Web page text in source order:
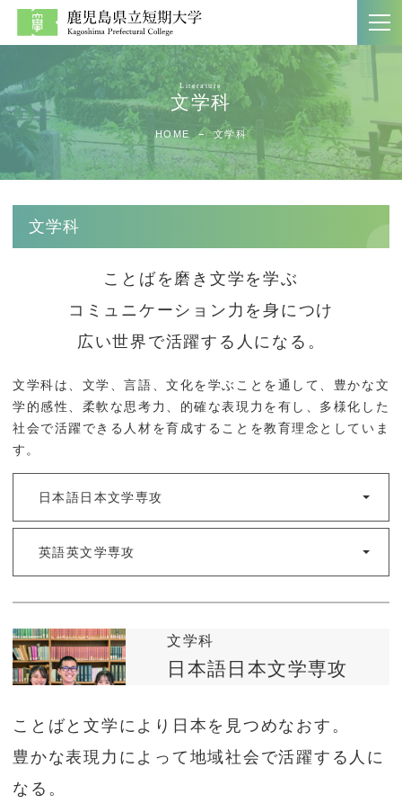
大学案内
ホーム
大学案内
大学案内パンフレット
附属図書館
学科紹介
文学科
生活科学科
商経学科
第二部商経学科
入試案内
受験生の方へ
オープンキャンパス情
社会連携
地域研究・国際交流
就職・進学
企業の方へ
ラム(K-IT@kentan)
お問い合わせ
文学科
HOME 文学科
文学科
ことばを磨き文学を学ぶ
コミュニケーション力を身につけ
広い世界で活躍する人になる。
文学科は、文学、言語、文化を学ぶことを通して、豊かな文
学的感性、柔軟な思考力、的確な表現力を有し、多様化した
社会で活躍できる人材を育成することを教育理念としていま
す。
日本語日本文学専攻
英語英文学専攻
文学科
日本語日本文学専攻
ことばと文学により日本を見つめなおす。
豊かな表現力によって地域社会で活躍する人に
なる。